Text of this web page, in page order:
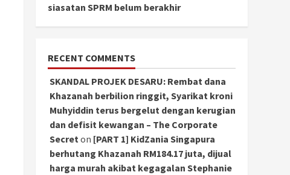
siasatan SPRM belum berakhir
RECENT COMMENTS
SKANDAL PROJEK DESARU: Rembat dana
Khazanah berbilion ringgit, Syarikat kroni
Muhyiddin terus bergelut dengan kerugian
dan defisit kewangan – The Corporate
Secret on [PART 1] KidZania Singapura
berhutang Khazanah RM184.17 juta, dijual
harga murah akibat kegagalan Stephanie